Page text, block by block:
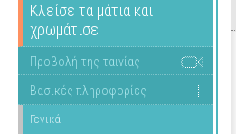
Κλείσε τα μάτια και
χρωμάτισε
Προβολή της ταινίας
Βασικές πληροφορίες
Γενικά